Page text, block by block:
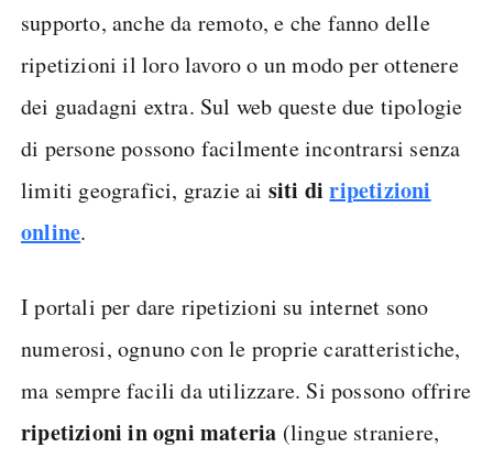
supporto, anche da remoto, e che fanno delle
ripetizioni il loro lavoro o un modo per ottenere
dei guadagni extra. Sul web queste due tipologie
di persone possono facilmente incontrarsi senza
limiti geografici, grazie ai siti diripetizioni
online.
I portali per dare ripetizioni su internet sono
numerosi, ognuno con le proprie caratteristiche,
ma sempre facili da utilizzare. Si possono offrire
ripetizioni in ogni materia (lingue straniere,